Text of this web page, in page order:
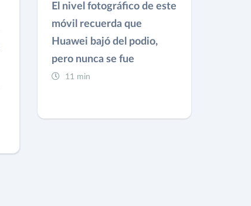
El nivel fotográfico de este
móvil recuerda que
Huawei bajó del podio,
pero nunca se fue
11 min